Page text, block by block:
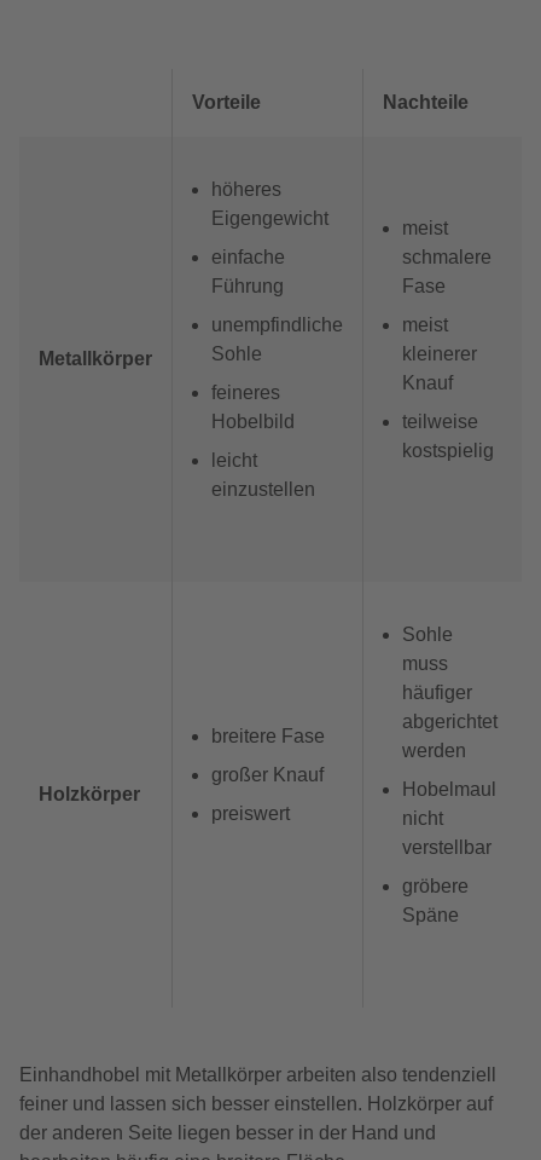
Vorteile Nachteile
Metallkörper
höheres
Eigengewicht
einfache
Führung
unempfindliche
Sohle
feineres
Hobelbild
leicht
einzustellen
meist
schmalere
Fase
meist
kleinerer
Knauf
teilweise
kostspielig
Holzkörper
breitere Fase
großer Knauf
preiswert
Sohle
muss
häufiger
abgerichtet
werden
Hobelmaul
nicht
verstellbar
gröbere
Späne
Einhandhobel mit Metallkörper arbeiten also tendenziell
feiner und lassen sich besser einstellen. Holzkörper auf
der anderen Seite liegen besser in der Hand und